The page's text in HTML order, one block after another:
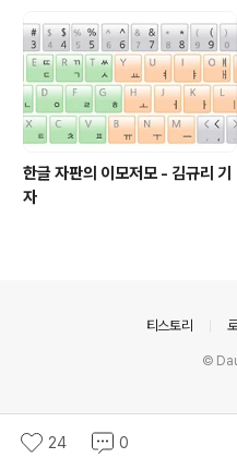
한글 자판의 이모저모 - 김규리 기
자
24 0
티스토리
©